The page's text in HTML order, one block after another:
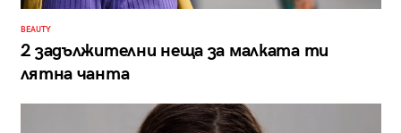
BEAUTY
2 задължителни неща за малката ти
лятна чанта